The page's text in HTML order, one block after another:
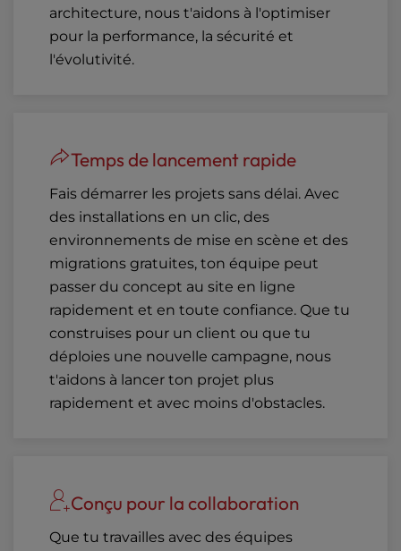
architecture, nous t'aidons à l'optimiser
pour la performance, la sécurité et
l'évolutivité.
Temps de lancement rapide
Fais démarrer les projets sans délai. Avec
des installations en un clic, des
environnements de mise en scène et des
migrations gratuites, ton équipe peut
passer du concept au site en ligne
rapidement et en toute confiance. Que tu
construises pour un client ou que tu
déploies une nouvelle campagne, nous
t'aidons à lancer ton projet plus
rapidement et avec moins d'obstacles.
Conçu pour la collaboration
Que tu travailles avec des équipes